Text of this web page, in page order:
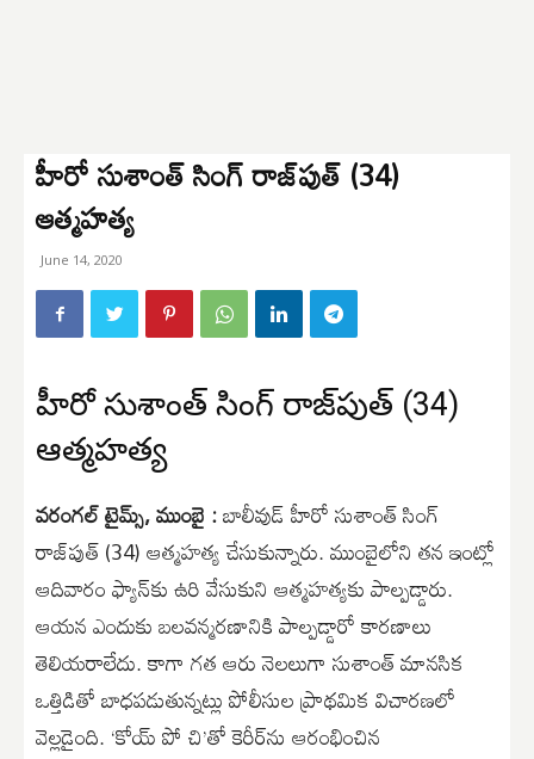
హీరో సుశాంత్‌ సింగ్‌ రాజ్‌పుత్‌ (34)
ఆత్మహత్య
June 14, 2020
హీరో సుశాంత్‌ సింగ్‌ రాజ్‌పుత్‌ (34)
ఆత్మహత్య
వరంగల్ టైమ్స్, ముంబై :బాలీవుడ్‌ హీరో సుశాంత్‌ సింగ్‌
రాజ్‌పుత్‌ (34) ఆత్మహత్య చేసుకున్నారు. ముంబైలోని తన ఇంట్లో
ఆదివారం ఫ్యాన్‌కు ఉరి వేసుకుని ఆత్మహత్యకు పాల్పడ్డారు.
ఆయన ఎందుకు బలవన్మరణానికి పాల్పడ్డారో కారణాలు
తెలియరాలేదు. కాగా గత ఆరు నెలలుగా సుశాంత్‌ మానసిక
ఒత్తిడితో బాధపడుతున్నట్లు పోలీసుల ప్రాథమిక విచారణలో
వెల్లడైంది. ‘కోయ్‌ పో చి’తో కెరీర్‌ను ఆరంభించిన